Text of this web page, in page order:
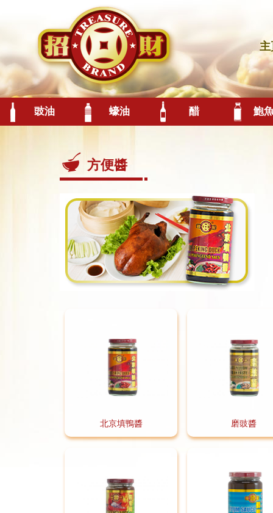
主
豉油 蠔油 醋 鮑
方便醬
北京填鴨醬 磨豉醬